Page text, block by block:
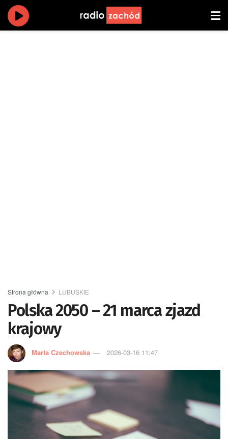
Strona główna LUBUSKIE
Polska 2050 – 21 marca zjazd
krajowy
Marta Czechowska 2026-03-16 11:47